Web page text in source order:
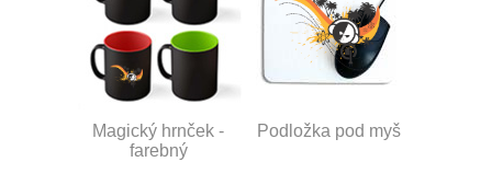
Magický hrnček -
farebný
Podložka pod myš